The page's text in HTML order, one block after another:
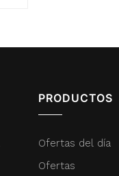
PRODUCTOS
Ofertas del día
Ofertas